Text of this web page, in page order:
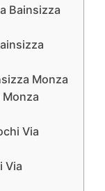
Bainsizza
Monza
Monza
Via
Via